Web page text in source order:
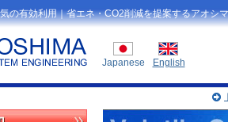
の有効利用｜省エネ・CO2削減を提案するアオシ
Japanese English